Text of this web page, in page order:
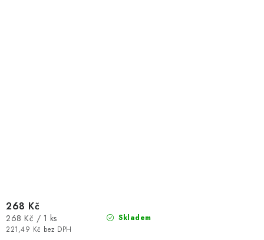
Skladem
221,49 Kč bez DPH
268 Kč
Měrná
cena:
268 Kč / 1 ks